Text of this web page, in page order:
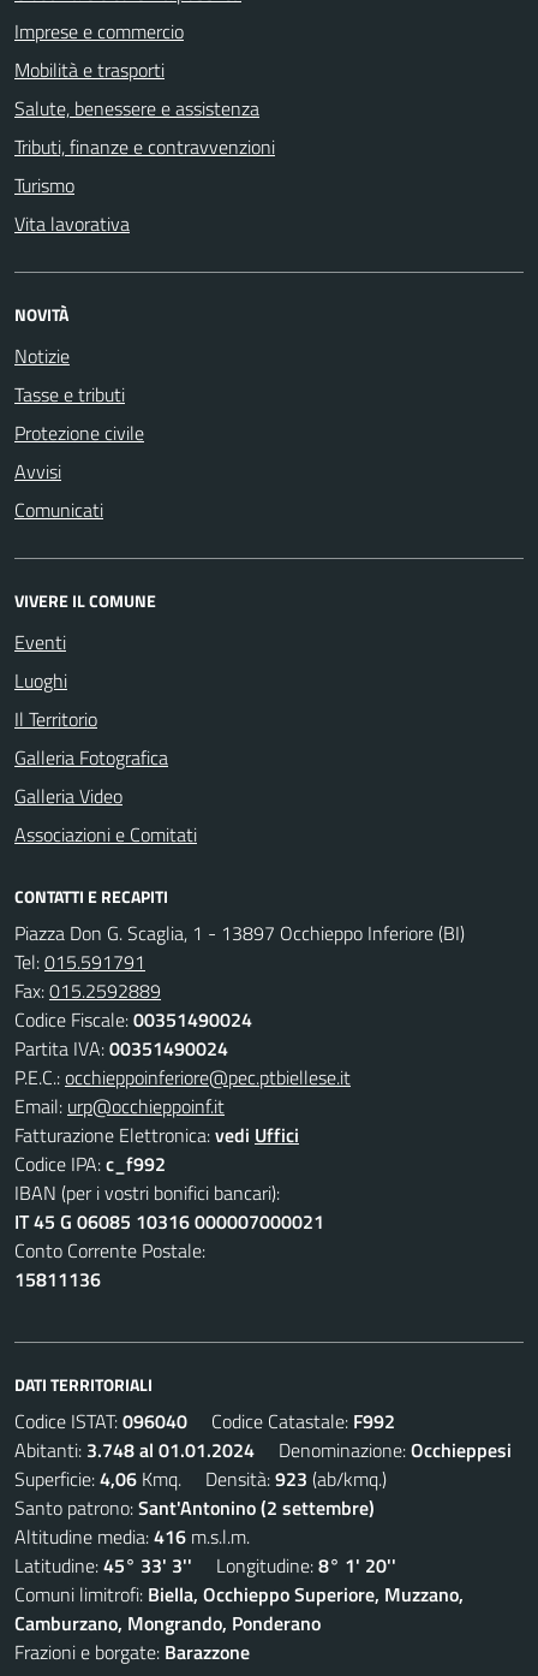
Imprese e commercio
Mobilità e trasporti
Salute, benessere e assistenza
Tributi, finanze e contravvenzioni
Turismo
Vita lavorativa
NOVITÀ
Notizie
Tasse e tributi
Protezione civile
Avvisi
Comunicati
VIVERE IL COMUNE
Eventi
Luoghi
Il Territorio
Galleria Fotografica
Galleria Video
Associazioni e Comitati
CONTATTI E RECAPITI
Piazza Don G. Scaglia, 1 - 13897 Occhieppo Inferiore (BI)
Tel:015.591791
Fax:015.2592889
Codice Fiscale:00351490024
Partita IVA:00351490024
P.E.C.:occhieppoinferiore@pec.ptbiellese.it
Email: urp@occhieppoinf.it
Fatturazione Elettronica:vedi Uffici
Codice IPA:c_f992
IBAN (per i vostri bonifici bancari):
IT 45 G 06085 10316 000007000021
Conto Corrente Postale:
15811136
DATI TERRITORIALI
Codice ISTAT:096040 Codice Catastale: F992
Abitanti: 3.748 al 01.01.2024 Denominazione:Occhieppesi
Superficie:4,06 Kmq. Densità:923 (ab/kmq.)
Santo patrono:Sant'Antonino (2 settembre)
Altitudine media:416 m.s.l.m.
Latitudine:45° 33' 3'' Longitudine:8° 1' 20''
Comuni limitrofi: Biella, Occhieppo Superiore, Muzzano,
Camburzano, Mongrando, Ponderano
Frazioni e borgate: Barazzone